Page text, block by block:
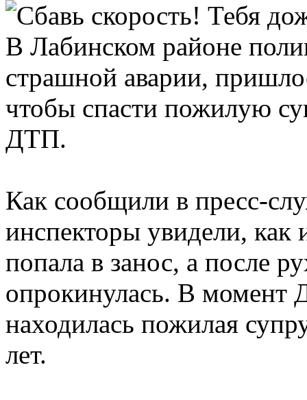
В Лабинском районе
страшной аварии,
чтобы спасти пожилую
ДТП.
Как сообщили в пресс-
инспекторы увидели, как
попала в занос, а после
опрокинулась. В момент
находилась пожилая
лет.